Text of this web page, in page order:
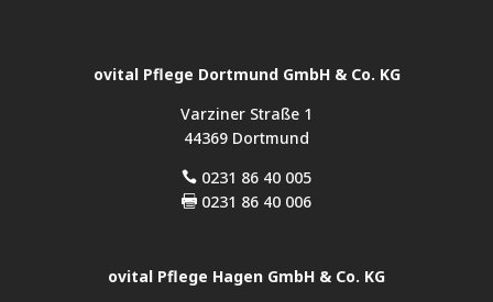
ovital Pflege Dortmund GmbH & Co. KG
Varziner Straße 1
44369 Dortmund
 0231 86 40 005
 0231 86 40 006
ovital Pflege Hagen GmbH & Co. KG